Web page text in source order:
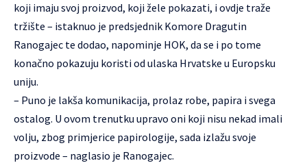
koji imaju svoj proizvod, koji žele pokazati, i ovdje traže
tržište – istaknuo je predsjednik Komore Dragutin
Ranogajec te dodao, napominje HOK, da se i po tome
konačno pokazuju koristi od ulaska Hrvatske u Europsku
uniju.
– Puno je lakša komunikacija, prolaz robe, papira i svega
ostalog. U ovom trenutku upravo oni koji nisu nekad imali
volju, zbog primjerice papirologije, sada izlažu svoje
proizvode – naglasio je Ranogajec.